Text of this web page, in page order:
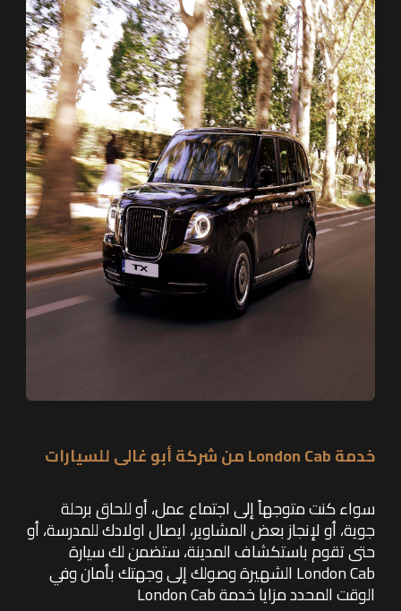
خدمة London Cab من شركة أبو غالى للسيارات
سواء كنت متوجهاً إلى اجتماع عمل، أو للحاق برحلة
جوية، أو لإنجاز بعض المشاوير، ايصال اولادك للمدرسة، أو
حتى تقوم باستكشاف المدينة، ستضمن لك سيارة
London Cab الشهيرة وصولك إلى وجهتك بأمان وفي
الوقت المحدد مزايا خدمة London Cab